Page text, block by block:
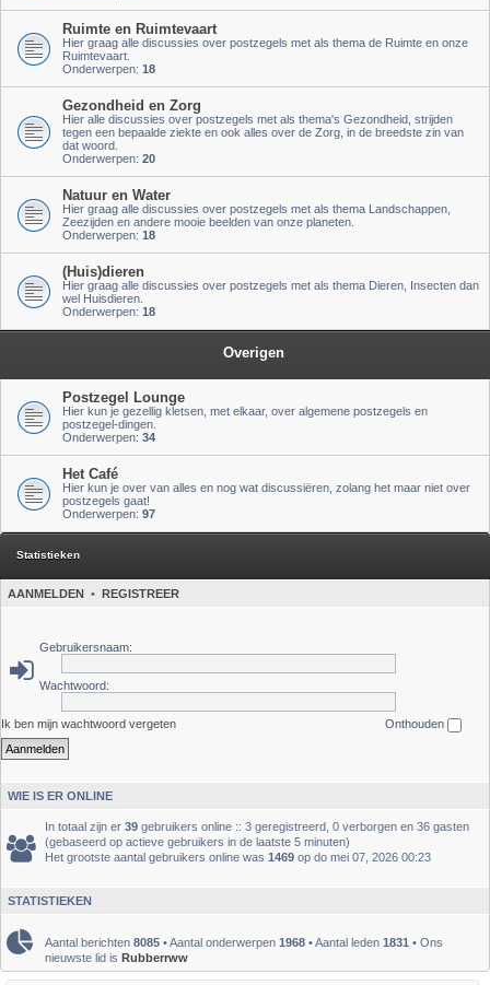
Ruimte en Ruimtevaart
Hier graag alle discussies over postzegels met als thema de Ruimte en onze
Ruimtevaart.
Onderwerpen: 18
Gezondheid en Zorg
Hier alle discussies over postzegels met als thema's Gezondheid, strijden
tegen een bepaalde ziekte en ook alles over de Zorg, in de breedste zin van
dat woord.
Onderwerpen: 20
Natuur en Water
Hier graag alle discussies over postzegels met als thema Landschappen,
Zeezijden en andere mooie beelden van onze planeten.
Onderwerpen: 18
(Huis)dieren
Hier graag alle discussies over postzegels met als thema Dieren, Insecten dan
wel Huisdieren.
Onderwerpen: 18
Overigen
Postzegel Lounge
Hier kun je gezellig kletsen, met elkaar, over algemene postzegels en
postzegel-dingen.
Onderwerpen: 34
Het Café
Hier kun je over van alles en nog wat discussiëren, zolang het maar niet over
postzegels gaat!
Onderwerpen: 97
Statistieken
AANMELDEN • REGISTREER
Gebruikersnaam:
Wachtwoord:
Ik ben mijn wachtwoord vergeten Onthouden
WIE IS ER ONLINE
In totaal zijn er 39 gebruikers online :: 3 geregistreerd, 0 verborgen en 36 gasten
(gebaseerd op actieve gebruikers in de laatste 5 minuten)
Het grootste aantal gebruikers online was 1469 op do mei 07, 2026 00:23
STATISTIEKEN
Aantal berichten 8085 • Aantal onderwerpen 1968 • Aantal leden 1831 • Ons
nieuwste lid is Rubberrww